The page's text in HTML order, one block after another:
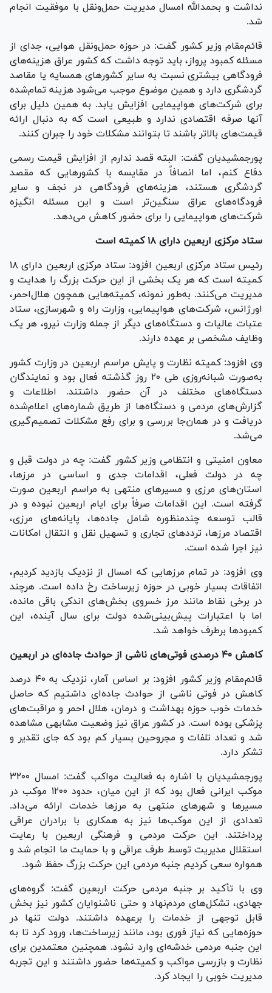
نداشت و بحمدالله امسال مدیریت حمل‌ونقل با موفقیت انجام
شد.
قائم‌مقام وزیر کشور گفت: در حوزه حمل‌ونقل هوایی، جدای از
مسئله کمبود پرواز، باید توجه داشت که کشور عراق هزینه‌های
فرودگاهی بیشتری نسبت به سایر کشور‌های همسایه یا مقاصد
گردشگری دارد و همین موضوع موجب می‌شود هزینه تمام‌شده
برای شرکت‌های هواپیمایی افزایش یابد. به همین دلیل برای
آنها صرفه اقتصادی ندارد و طبیعی است که به دنبال ارائه
قیمت‌های بالاتر باشند تا بتوانند مشکلات خود را جبران کنند.
پورجمشیدیان گفت: البته قصد ندارم از افزایش قیمت رسمی
دفاع کنم، اما انصافاً در مقایسه با کشور‌هایی که مقصد
گردشگری هستند، هزینه‌های فرودگاهی در نجف و سایر
فرودگاه‌های عراق سنگین‌تر است و این مسئله انگیزه
شرکت‌های هواپیمایی را برای حضور کاهش می‌دهد.
ستاد مرکزی اربعین دارای ۱۸ کمیته است
رئیس ستاد مرکزی اربعین افزود: ستاد مرکزی اربعین دارای ۱۸
کمیته است که هر یک بخشی از این حرکت بزرگ را هدایت و
مدیریت می‌کنند. به‌طور نمونه، کمیته‌هایی همچون هلال‌احمر،
اورژانس، شرکت‌های هواپیمایی، وزارت راه و شهرسازی، ستاد
عتبات عالیات و دستگاه‌های دیگر از جمله وزارت نیرو، هر یک
وظایف مشخصی بر عهده دارند.
وی افزود: کمیته نظارت و پایش مراسم اربعین در وزارت کشور
به‌صورت شبانه‌روزی طی ۲۰ روز گذشته فعال بود و نمایندگان
دستگاه‌های مختلف در آن حضور داشتند. اطلاعات و
گزارش‌های مردمی و دستگاه‌ها از طریق شماره‌های اعلام‌شده
دریافت و در همان‌جا بررسی و برای رفع مشکلات تصمیم‌گیری
می‌شد.
معاون امنیتی و انتظامی وزیر کشور گفت: چه در دولت قبل و
چه در دولت فعلی، اقدامات جدی و اساسی در مرزها،
استان‌های مرزی و مسیر‌های منتهی به مراسم اربعین صورت
گرفته است. این اقدامات صرفاً برای ایام اربعین نبوده و در
قالب توسعه چندمنظوره شامل جاده‌ها، پایانه‌های مرزی،
اقتصاد مرزها، تردد‌های تجاری و تسهیل نقل و انتقال امکانات
نیز اجرا شده است.
وی افزود: در تمام مرز‌هایی که امسال از نزدیک بازدید کردیم،
اتفاقات بسیار خوبی در حوزه زیرساخت رخ داده است. هرچند
در برخی نقاط مانند مرز خسروی بخش‌های اندکی باقی مانده،
اما با اعتبارات پیش‌بینی‌شده دولت برای سال آینده، این
کمبود‌ها برطرف خواهد شد.
کاهش ۴۰ درصدی فوتی‌های ناشی از حوادث جاده‌ای در اربعین
قائم‌مقام وزیر کشور افزود: بر اساس آمار، نزدیک به ۴۰ درصد
کاهش در فوتی ناشی از حوادث جاده‌ای داشتیم که حاصل
خدمات خوب حوزه بهداشت و درمان، هلال احمر و مراقبت‌های
پزشکی بوده است. در کشور عراق نیز وضعیت مشابهی مشاهده
شد و تعداد تلفات و مجروحین بسیار کم بود که جای تقدیر و
تشکر دارد.
پورجمشیدیان با اشاره به فعالیت مواکب گفت: امسال ۳۲۰۰
موکب ایرانی فعال بود که از این میان، حدود ۱۲۰۰ موکب در
مسیر‌ها و شهر‌های منتهی به مرز‌ها خدمات ارائه می‌داد.
تعدادی از این موکب‌ها نیز به همکاری با برادران عراقی
پرداختند. این حرکت مردمی و فرهنگی اربعین با رعایت
استقلال مدیریت توسط طرف عراقی و با حمایت ما انجام شد و
همواره سعی کردیم جنبه مردمی این حرکت بزرگ حفظ شود.
وی با تأکید بر جنبه مردمی حرکت اربعین گفت: گروه‌های
جهادی، تشکل‌های مردم‌نهاد و حتی ناشنوایان کشور نیز بخش
قابل توجهی از خدمات را برعهده داشتند. دولت تنها در
حوزه‌هایی که نیاز فوری بود، مانند زیرساخت‌ها، ورود کرد تا به
این جنبه مردمی خدشه‌ای وارد نشود. همچنین معتمدین برای
نظارت و بازرسی مواکب و کمیته‌ها حضور داشتند و این تجربه
مدیریت خوبی را ایجاد کرد.